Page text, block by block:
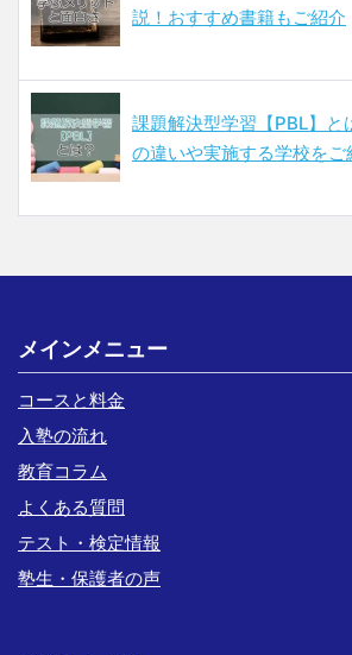
説！おすすめ書籍もご紹介
課題解決型学習【PBL】と
の違いや実施する学校をご
メインメニュー
コースと料金
入塾の流れ
教育コラム
よくある質問
テスト・検定情報
塾生・保護者の声